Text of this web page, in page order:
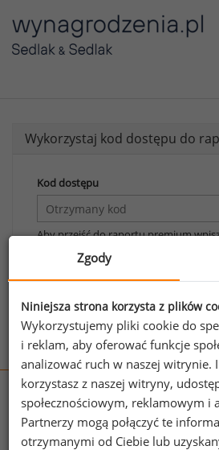
Wykorzystaj kod dostępu do
Kod dostępu
Aby przejść do raportu premium
Aby otrzymać darmowy kod
wOgólnopolskim Badaniu
sedlak.pl
rynekpracy.pl
Zgody
Niniejsza strona korzysta z plików
Wykorzystujemy pliki cookie do
i reklam, aby oferować funkcje
analizować ruch w naszej witrynie.
korzystasz z naszej witryny,
społecznościowym, reklamowym i
Partnerzy mogą połączyć te
otrzymanymi od Ciebie lub